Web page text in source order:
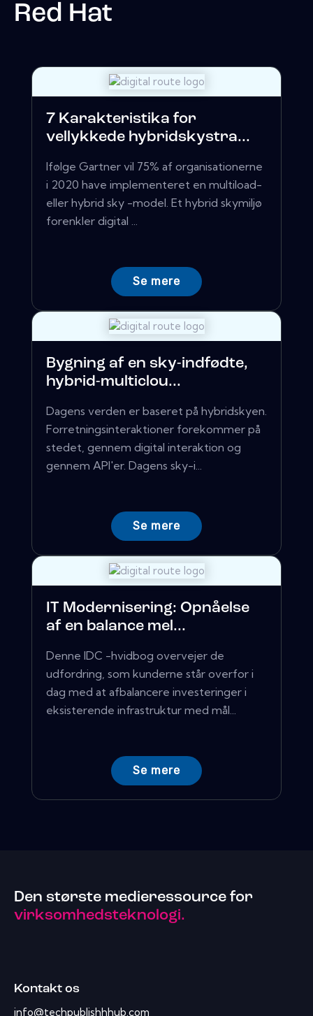
Red Hat
7 Karakteristika for
vellykkede hybridskystra...
Ifølge Gartner vil 75% af organisationerne
i 2020 have implementeret en multiload-
eller hybrid sky -model. Et hybrid skymiljø
forenkler digital ...
Se mere
Bygning af en sky-indfødte,
hybrid-multiclou...
Dagens verden er baseret på hybridskyen.
Forretningsinteraktioner forekommer på
stedet, gennem digital interaktion og
gennem API'er. Dagens sky-i...
Se mere
IT Modernisering: Opnåelse
af en balance mel...
Denne IDC -hvidbog overvejer de
udfordring, som kunderne står overfor i
dag med at afbalancere investeringer i
eksisterende infrastruktur med mål...
Se mere
Den største medieressource for
virksomhedsteknologi.
Kontakt os
info@techpublishhhub.com